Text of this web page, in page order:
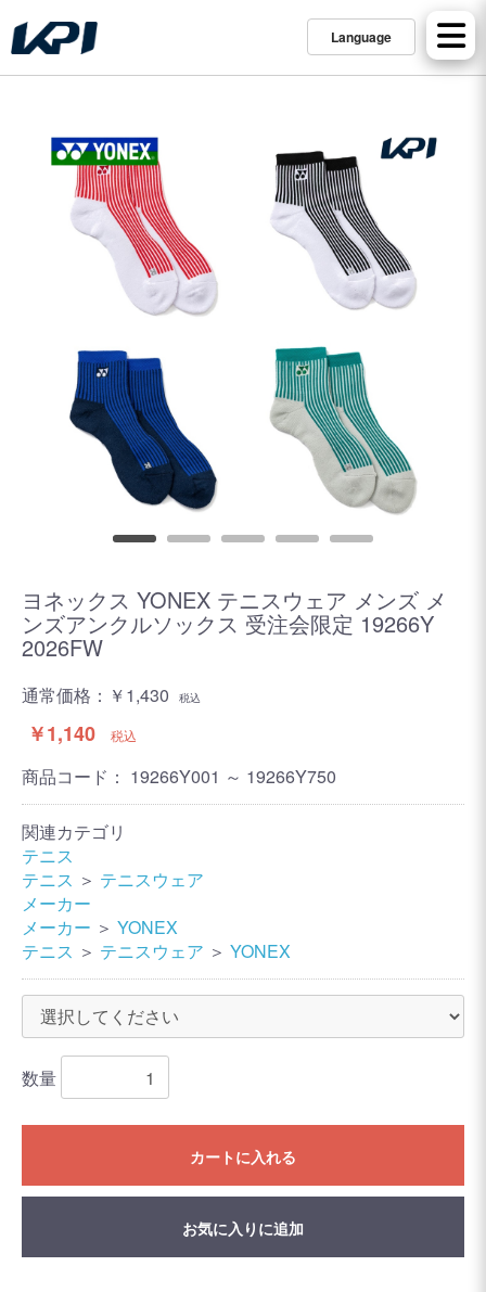
Language
ヨネックス YONEX テニスウェア メンズ メ
ンズアンクルソックス 受注会限定 19266Y
2026FW
通常価格： ￥1,430 税込
￥1,140 税込
商品コード： 19266Y001 ～ 19266Y750
関連カテゴリ
テニス
テニス ＞ テニスウェア
メーカー
メーカー ＞ YONEX
テニス ＞ テニスウェア ＞ YONEX
数量
カートに入れる
お気に入りに追加